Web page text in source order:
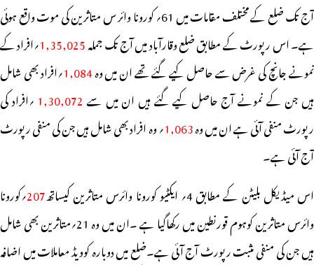
آج تک ضلع کے مختلف مقامات میں 61؍ کورونا وائر س متاثرین کی موت واقع ہوئی
ہے۔ اس رپورٹ کے مطابق ضلع وقارآباد میں آج تک جملہ1,35,025؍افراد کے
نمونے جانچ کی غرض سے حاصل کیے گئے تھے ان میں وہ1,084؍افراد بھی شامل
ہیں جن کے نمونے آج حاصل کیے گئے ہیں ان میں سے
؍افراد کی
رپورٹ منفی آئی ہے ان میں وہ1,063؍ وہ افراد بھی شامل ہیں جن کی منفی رپورٹ
آج آئی ہے۔
اس میڈیکل بلیٹن کے مطابق 4؍ ایکٹیو کورونا وائرس متاثرین کیساتھ
207؍کورونا
وائرس متاثرین کوہوم قورنطین میں رکھاگیا ہے ۔ان میں وہ 21؍متاثرین بھی شامل
ہیں جن کی منفی مثبت رپورٹ آج آئی ہے۔ضلع میں دوبارہ کوویڈ معاملات میں اضافہ